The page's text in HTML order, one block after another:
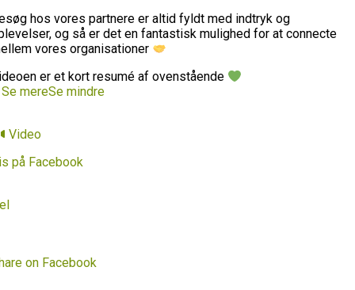
hos vores partnere er altid fyldt med indtryk og
og så er det en fantastisk mulighed for at connecte
vores organisationer
er et kort resumé af ovenstående
Se mereSe mindre
Video
på Facebook
on Facebook